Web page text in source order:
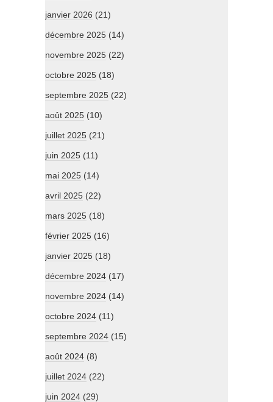
janvier 2026 (21)
décembre 2025 (14)
novembre 2025 (22)
octobre 2025 (18)
septembre 2025 (22)
août 2025 (10)
juillet 2025 (21)
juin 2025 (11)
mai 2025 (14)
avril 2025 (22)
mars 2025 (18)
février 2025 (16)
janvier 2025 (18)
décembre 2024 (17)
novembre 2024 (14)
octobre 2024 (11)
septembre 2024 (15)
août 2024 (8)
juillet 2024 (22)
juin 2024 (29)